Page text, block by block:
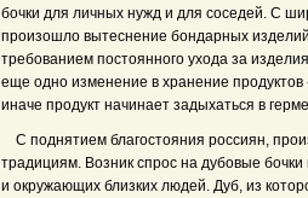
бочки для личных нужд и для соседей. С
произошло вытеснение бондарных
требованием постоянного ухода за
еще одно изменение в хранение
иначе продукт начинает задыхаться в
С поднятием благостояния россиян,
традициям. Возник спрос на дубовые
и окружающих близких людей. Дуб, из